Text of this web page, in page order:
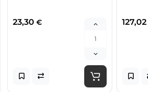
23,30 € 127,02